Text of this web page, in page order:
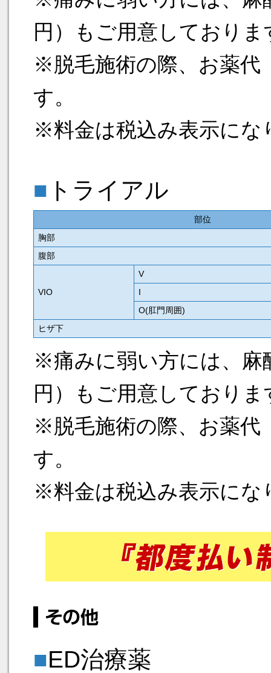
円）もご用意しておりま
※脱毛施術の際、お薬代
す。
※料金は税込み表示にな
■ トライアル
部位
胸部
腹部
VIO
V
I
O(肛門周囲)
ヒザ下
※痛みに弱い方には、
円）もご用意しておりま
※脱毛施術の際、お薬代
す。
※料金は税込み表示にな
■ED治療薬